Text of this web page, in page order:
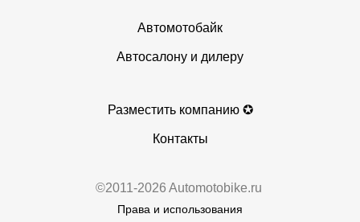
Автомотобайк
Автосалону и дилеру
Разместить компанию ✪
Контакты
©2011-2026 Automotobike.ru
Права и использования